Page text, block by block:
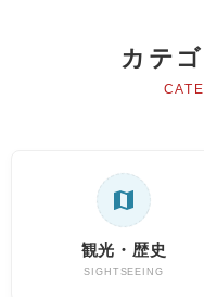
カテ
観光・歴史
SIGHTSEEING